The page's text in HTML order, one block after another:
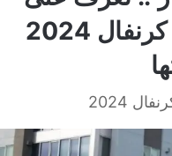
مواصفات سيارة كيا كرنفال 2024
2024